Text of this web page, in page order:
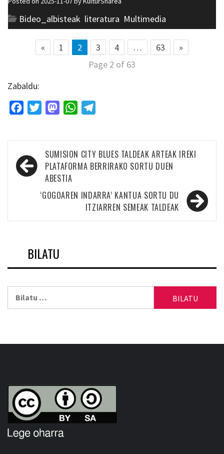
Bideo_albisteak literatura Multimedia
« 1 2 3 4 … 63
»
Page 2 of 63
Zabaldu:
FacebookTwitterMastodonWhatsApp
Bidalketetan
zehar
nabigatu
SUMISION CITY BLUES TALDEAK ARTEAK IREKI
PLATAFORMA BERRIRAKO SORTU DUEN
ABESTIA
‘GOGOAREN INDARRA’ KANTUA SORTU DU
ITZIARREN SEMEAK TALDEAK
BILATU